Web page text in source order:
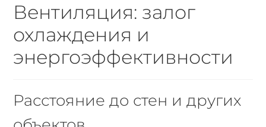
Вентиляция: залог
охлаждения и
энергоэффективности
Расстояние до стен и других